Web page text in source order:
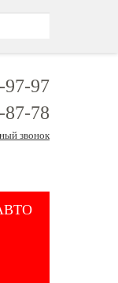
97-97
87-78
звонок